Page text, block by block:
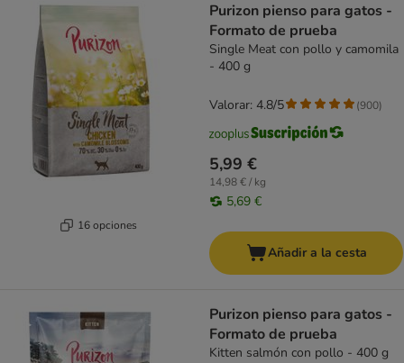
16 opciones
Purizon pienso para gatos -
Formato de prueba
Single Meat con pollo y camomila
- 400 g
5,99 €
14,98 € / kg
5,69 €
Valorar: 4.8/5 (900)
Añadir a la cesta
Purizon pienso para gatos -
Formato de prueba
Kitten salmón con pollo - 400 g